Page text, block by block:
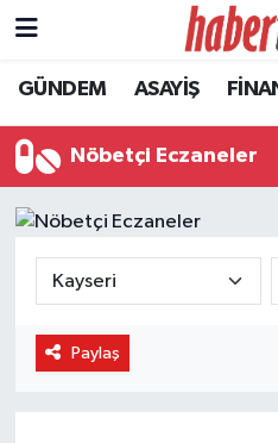
GÜNDEM ASAYİŞ
Nöbetçi Eczaneler
Paylaş
Tire Nöbetçi
Tire Hava Durumu
Tire Trafik Yoğunluk
Süper Lig Puan
Tüm Manşetler